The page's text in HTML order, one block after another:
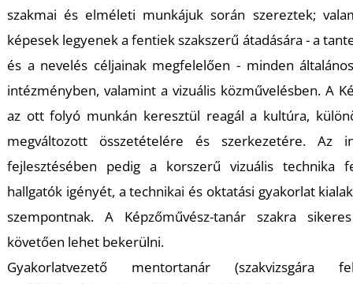
szakmai és elméleti munkájuk során szereztek;
képesek legyenek a fentiek szakszerű átadására - a
és a nevelés céljainak megfelelően - minden
intézményben, valamint a vizuális közművelésben. A
az ott folyó munkán keresztül reagál a kultúra,
megváltozott összetételére és szerkezetére. Az
fejlesztésében pedig a korszerű vizuális technika
hallgatók igényét, a technikai és oktatási gyakorlat
szempontnak. A Képzőművész-tanár szakra
követően lehet bekerülni.
Gyakorlatvezető mentortanár (szakvizsgára